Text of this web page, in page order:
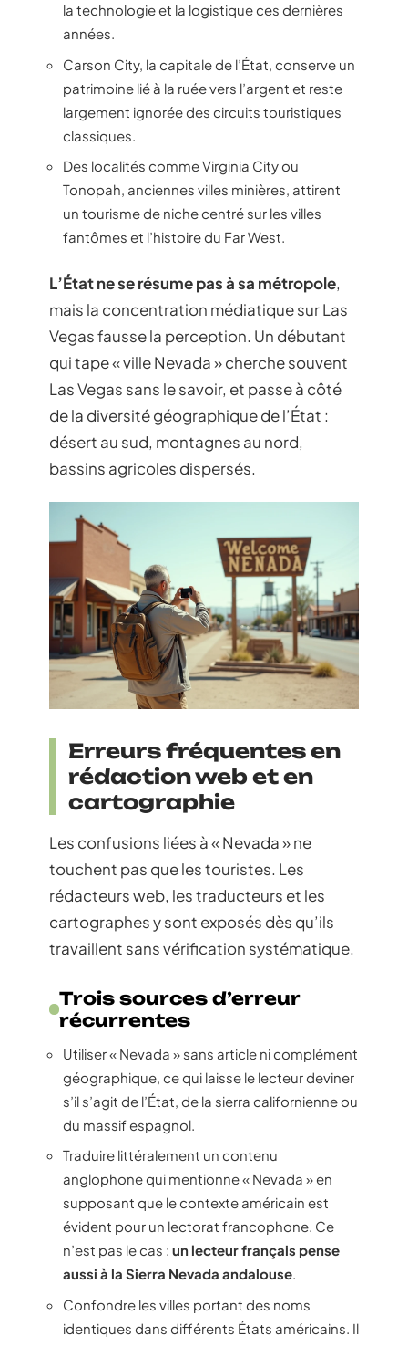
la technologie et la logistique ces dernières
années.
Carson City, la capitale de l’État, conserve un
patrimoine lié à la ruée vers l’argent et reste
largement ignorée des circuits touristiques
classiques.
Des localités comme Virginia City ou
Tonopah, anciennes villes minières, attirent
un tourisme de niche centré sur les villes
fantômes et l’histoire du Far West.
L’État ne se résume pas à sa métropole,
mais la concentration médiatique sur Las
Vegas fausse la perception. Un débutant
qui tape « ville Nevada » cherche souvent
Las Vegas sans le savoir, et passe à côté
de la diversité géographique de l’État :
désert au sud, montagnes au nord,
bassins agricoles dispersés.
Erreurs fréquentes en
rédaction web et en
cartographie
Les confusions liées à « Nevada » ne
touchent pas que les touristes. Les
rédacteurs web, les traducteurs et les
cartographes y sont exposés dès qu’ils
travaillent sans vérification systématique.
Trois sources d’erreur
récurrentes
Utiliser « Nevada » sans article ni complément
géographique, ce qui laisse le lecteur deviner
s’il s’agit de l’État, de la sierra californienne ou
du massif espagnol.
Traduire littéralement un contenu
anglophone qui mentionne « Nevada » en
supposant que le contexte américain est
évident pour un lectorat francophone. Ce
n’est pas le cas : un lecteur français pense
aussi à la Sierra Nevada andalouse.
Confondre les villes portant des noms
identiques dans différents États américains. Il